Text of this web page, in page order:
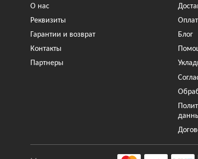
О нас
Реквизиты
Гарантии и возврат
Контакты
Партнеры
Блог